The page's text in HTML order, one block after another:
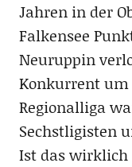
Jahren in der
Falkensee
Neuruppin
Konkurrent um
Regionalliga
Sechstligisten
Ist das wirklich